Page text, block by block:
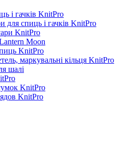
і гачків KnitPro
для спиць і гачків KnitPro
KnitPro
Moon
KnitPro
маркувальні кільця KnitPro
шалі
KnitPro
KnitPro